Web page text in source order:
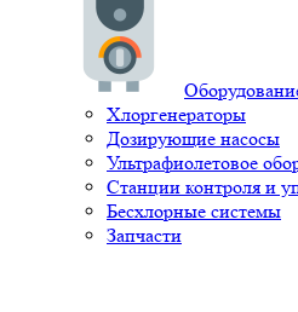
Хлоргенераторы
Дозирующие насосы
Ультрафиолетовое
Станции контроля и
Бесхлорные системы
Запчасти